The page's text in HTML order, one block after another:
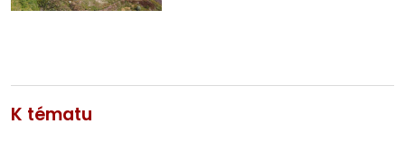
K tématu